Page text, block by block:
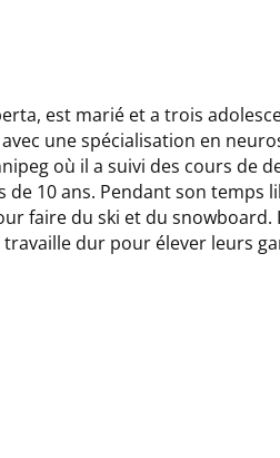
est marié et a trois
une spécialisation en
où il a suivi des cours de
10 ans. Pendant son temps
faire du ski et du
dur pour élever leurs